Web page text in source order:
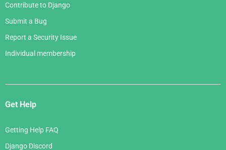
Contribute to Django
Submit a Bug
Report a Security Issue
Individual membership
Get Help
Getting Help FAQ
Django Discord